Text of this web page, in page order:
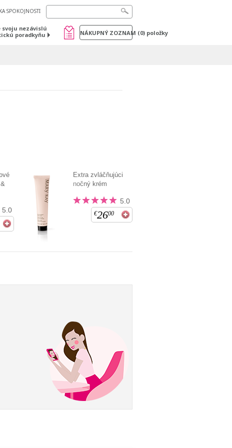
SPOKOJNOSTI
svoju nezávislú
poradkyňu
NÁKUPNÝ ZOZNAM (0) položky
5.0
Extra zvláčňujúci
nočný krém
5.0
€2600